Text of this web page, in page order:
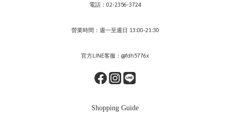
電話：02-2356-3724
營業時間：週一至週日 13:00-21:30
官方LINE客服：@fdh5776x
Shopping Guide